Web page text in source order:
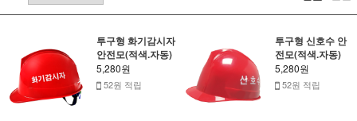
투구형 화기감시자
안전모(적색.자동)
5,280원
52원 적립
투구형 신호수 안
전모(적색.자동)
5,280원
52원 적립